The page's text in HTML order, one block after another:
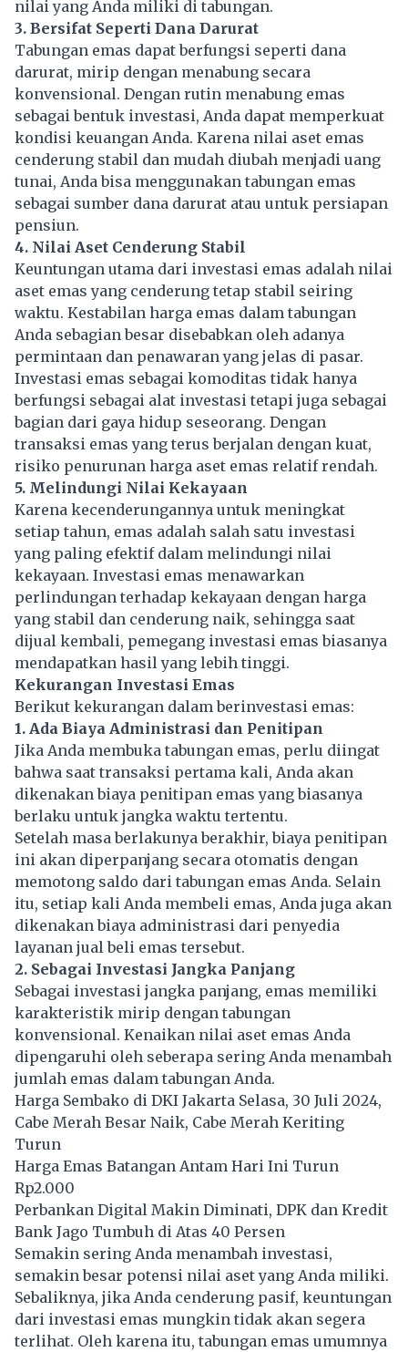
nilai yang Anda miliki di tabungan.
3. Bersifat Seperti Dana Darurat
Tabungan emas dapat berfungsi seperti dana
darurat, mirip dengan menabung secara
konvensional. Dengan rutin menabung emas
sebagai bentuk investasi, Anda dapat memperkuat
kondisi keuangan Anda. Karena nilai aset emas
cenderung stabil dan mudah diubah menjadi uang
tunai, Anda bisa menggunakan tabungan emas
sebagai sumber dana darurat atau untuk persiapan
pensiun.
4. Nilai Aset Cenderung Stabil
Keuntungan utama dari investasi emas adalah nilai
aset emas yang cenderung tetap stabil seiring
waktu. Kestabilan harga emas dalam tabungan
Anda sebagian besar disebabkan oleh adanya
permintaan dan penawaran yang jelas di pasar.
Investasi emas sebagai komoditas tidak hanya
berfungsi sebagai alat investasi tetapi juga sebagai
bagian dari gaya hidup seseorang. Dengan
transaksi emas yang terus berjalan dengan kuat,
risiko penurunan harga aset emas relatif rendah.
5. Melindungi Nilai Kekayaan
Karena kecenderungannya untuk meningkat
setiap tahun, emas adalah salah satu investasi
yang paling efektif dalam melindungi nilai
kekayaan. Investasi emas menawarkan
perlindungan terhadap kekayaan dengan harga
yang stabil dan cenderung naik, sehingga saat
dijual kembali, pemegang investasi emas biasanya
mendapatkan hasil yang lebih tinggi.
Kekurangan Investasi Emas
Berikut kekurangan dalam berinvestasi emas:
1. Ada Biaya Administrasi dan Penitipan
Jika Anda membuka tabungan emas, perlu diingat
bahwa saat transaksi pertama kali, Anda akan
dikenakan biaya penitipan emas yang biasanya
berlaku untuk jangka waktu tertentu.
Setelah masa berlakunya berakhir, biaya penitipan
ini akan diperpanjang secara otomatis dengan
memotong saldo dari tabungan emas Anda. Selain
itu, setiap kali Anda membeli emas, Anda juga akan
dikenakan biaya administrasi dari penyedia
layanan jual beli emas tersebut.
2. Sebagai Investasi Jangka Panjang
Sebagai investasi jangka panjang, emas memiliki
karakteristik mirip dengan tabungan
konvensional. Kenaikan nilai aset emas Anda
dipengaruhi oleh seberapa sering Anda menambah
jumlah emas dalam tabungan Anda.
Harga Sembako di DKI Jakarta Selasa, 30 Juli 2024,
Cabe Merah Besar Naik, Cabe Merah Keriting
Turun
Harga Emas Batangan Antam Hari Ini Turun
Rp2.000
Perbankan Digital Makin Diminati, DPK dan Kredit
Bank Jago Tumbuh di Atas 40 Persen
Semakin sering Anda menambah investasi,
semakin besar potensi nilai aset yang Anda miliki.
Sebaliknya, jika Anda cenderung pasif, keuntungan
dari investasi emas mungkin tidak akan segera
terlihat. Oleh karena itu, tabungan emas umumnya